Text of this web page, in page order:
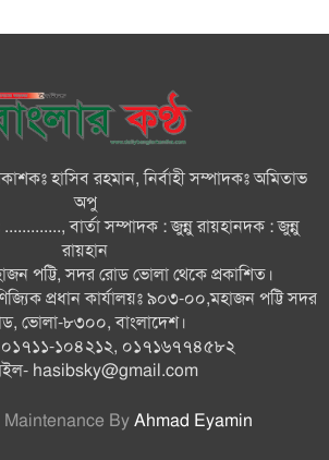
তজুমদ্দিনে চর মোজাম্মেলে চাঁদাবাজি
ও রাজনৈতিক চক্রান্তের অপচেষ্টার
বিরুদ্ধে সংবাদ সম্মেলন
সবার সম্মিলিত প্রচেষ্টায় সুন্দর
বাংলাদেশ গড়তে চাই: প্রধানমন্ত্রী
চিকিৎসক সমাজের পেশাগত
উৎকর্ষতার উজ্জ্বল দৃষ্টান্ত ড্যাব: ডা.
জুবাইদা
হাসিব রহমান, নির্বাহী সম্পাদকঃ অমিতাভ
অপু
............., বার্তা সম্পাদক : জুন্নু রায়হানদক : জুন্নু
রায়হান
পট্টি, সদর রোড ভোলা থেকে প্রকাশিত।
প্রধান কার্যালয়ঃ ৯০৩-০০,মহাজন পট্টি সদর
ভোলা-৮৩০০, বাংলাদেশ।
০১৭১১-১০৪২১২, ০১৭১৬৭৭৪৫৮২
hasibsky@gmail.com
By Ahmad Eyamin